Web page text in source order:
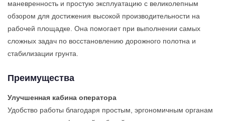
маневренность и простую эксплуатацию с великолепным
обзором для достижения высокой производительности на
рабочей площадке. Она помогает при выполнении самых
сложных задач по восстановлению дорожного полотна и
стабилизации грунта.
Преимущества
Улучшенная кабина оператора
Удобство работы благодаря простым, эргономичным органам